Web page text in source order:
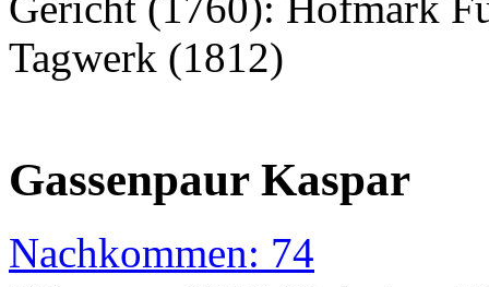
Tagwerk (1812)
Gassenpaur Kaspar
Nachkommen: 74